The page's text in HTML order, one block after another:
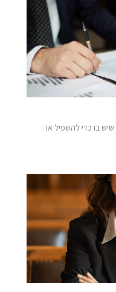
בו כדי להשפיל או